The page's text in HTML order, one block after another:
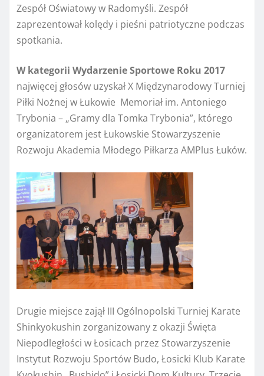
Zespół Oświatowy w Radomyśli. Zespół
zaprezentował kolędy i pieśni patriotyczne podczas
spotkania.
W kategorii Wydarzenie Sportowe Roku 2017
najwięcej głosów uzyskał X Międzynarodowy Turniej
Piłki Nożnej w Łukowie Memoriał im. Antoniego
Trybonia – „Gramy dla Tomka Trybonia”, którego
organizatorem jest Łukowskie Stowarzyszenie
Rozwoju Akademia Młodego Piłkarza AMPlus Łuków.
Drugie miejsce zajął III Ogólnopolski Turniej Karate
Shinkyokushin zorganizowany z okazji Święta
Niepodległości w Łosicach przez Stowarzyszenie
Instytut Rozwoju Sportów Budo, Łosicki Klub Karate